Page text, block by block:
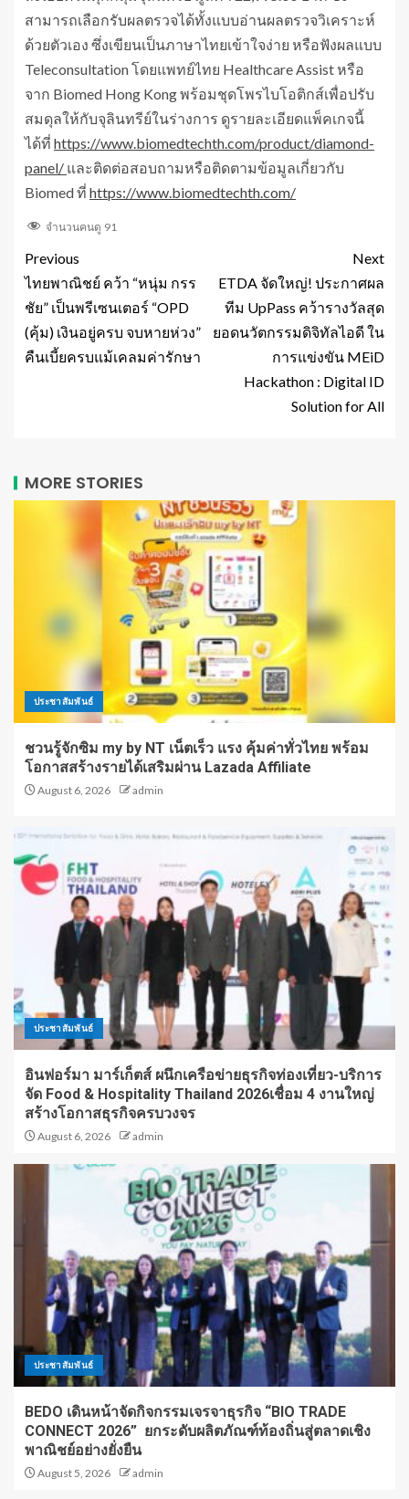
สามารถเลือกรับผลตรวจได้ทั้งแบบอ่านผลตรวจวิเคราะห์
ด้วยตัวเอง ซึ่งเขียนเป็นภาษาไทยเข้าใจง่าย หรือฟังผลแบบ
Teleconsultation โดยแพทย์ไทย Healthcare Assist หรือ
จาก Biomed Hong Kong พร้อมชุดโพรไบโอติกส์เพื่อปรับ
สมดุลให้กับจุลินทรีย์ในร่างการ ดูรายละเอียดแพ็คเกจนี้
ได้ที่ https://www.biomedtechth.com/product/diamond-
panel/ และติดต่อสอบถามหรือติดตามข้อมูลเกี่ยวกับ
Biomed ที่ https://www.biomedtechth.com/
จำนวนคนดู 91
Previous
ไทยพาณิชย์ คว้า “หนุ่ม กรร
ชัย” เป็นพรีเซนเตอร์ “OPD
(คุ้ม) เงินอยู่ครบ จบหายห่วง”
คืนเบี้ยครบแม้เคลมค่ารักษา
Next
ETDA จัดใหญ่! ประกาศผล
ทีม UpPass คว้ารางวัลสุด
ยอดนวัตกรรมดิจิทัลไอดี ใน
การแข่งขัน MEiD
Hackathon : Digital ID
Solution for All
MORE STORIES
ประชาสัมพันธ์
ชวนรู้จักซิม my by NT เน็ตเร็ว แรง คุ้มค่าทั่วไทย พร้อม
โอกาสสร้างรายได้เสริมผ่าน Lazada Affiliate
August 6, 2026 admin
ประชาสัมพันธ์
อินฟอร์มา มาร์เก็ตส์ ผนึกเครือข่ายธุรกิจท่องเที่ยว-บริการ
จัด Food & Hospitality Thailand 2026เชื่อม 4 งานใหญ่
สร้างโอกาสธุรกิจครบวงจร
August 6, 2026 admin
ประชาสัมพันธ์
BEDO เดินหน้าจัดกิจกรรมเจรจาธุรกิจ “BIO TRADE
CONNECT 2026” ยกระดับผลิตภัณฑ์ท้องถิ่นสู่ตลาดเชิง
พาณิชย์อย่างยั่งยืน
August 5, 2026 admin